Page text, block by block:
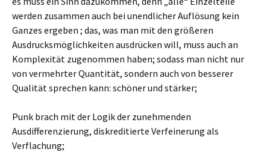
werden zusammen auch bei unendlicher Auflösung kein
Ganzes ergeben ; das, was man mit den größeren
Ausdrucksmöglichkeiten ausdrücken will, muss auch an
Komplexität zugenommen haben; sodass man nicht nur
von vermehrter Quantität, sondern auch von besserer
Qualität sprechen kann: schöner und stärker;
Punk brach mit der Logik der zunehmenden
Ausdifferenzierung, diskreditierte Verfeinerung als
Verflachung;